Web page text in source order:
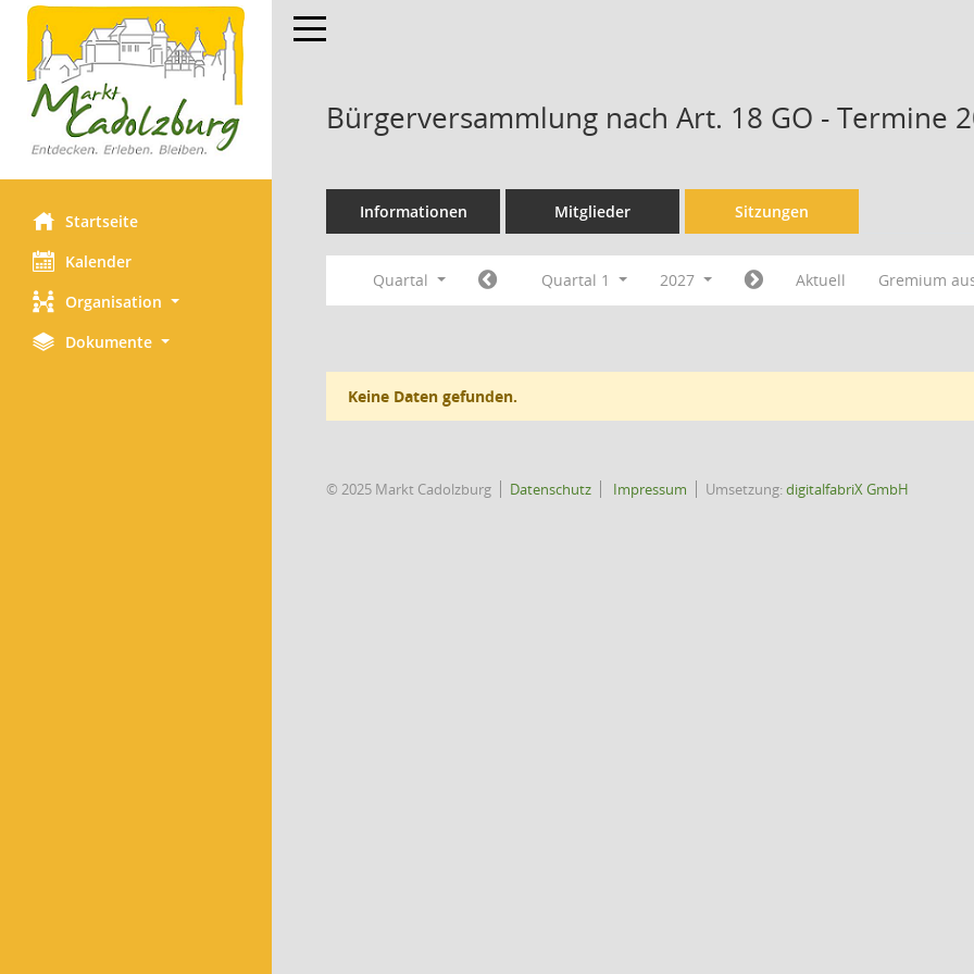
Startseite
Kalender
Organisation
Dokumente
Toggle navigation
Bürgerversammlung nach Art. 18 GO - Termine
Informationen Mitglieder Sitzungen
Quartal Quartal 1 2027 Aktuell Gremium
Keine Daten gefunden.
© 2025 Markt Cadolzburg Datenschutz Impressum Umsetzung:digitalfabriX GmbH